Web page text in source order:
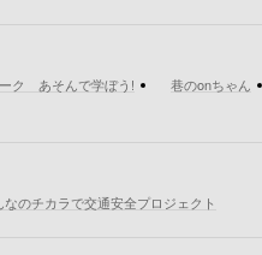
ク あそんで学ぼう! 巷のonちゃん
なのチカラで交通安全プロジェクト